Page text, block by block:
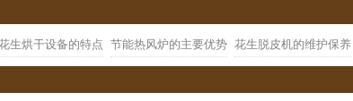
生烘干设备的特点 节能热风炉的主要优势 花生脱皮机的维护保养